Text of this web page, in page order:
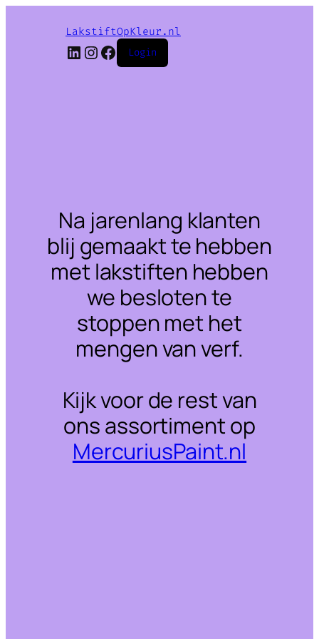
LakstiftOpKleur.nl
LinkedIn
Instagram
Facebook
Login
Na jarenlang klanten
blij gemaakt te hebben
met lakstiften hebben
we besloten te
stoppen met het
mengen van verf.
Kijk voor de rest van
ons assortiment op
MercuriusPaint.nl